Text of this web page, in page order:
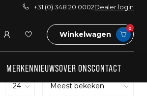
+31 (0) 348 20 0002Dealer login
Winkelwagen
0
MERKENNIEUWSOVER ONSCONTACT